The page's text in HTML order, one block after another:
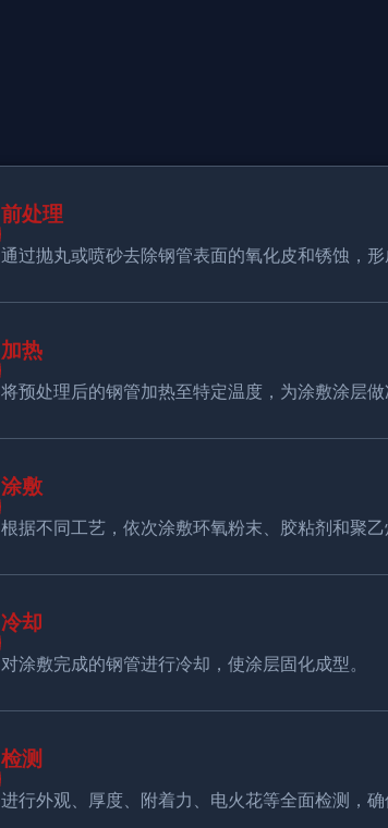
前处理
通过抛丸或喷砂去除钢管表面的氧化皮和锈蚀，
加热
将预处理后的钢管加热至特定温度，为涂敷涂层做
涂敷
根据不同工艺，依次涂敷环氧粉末、胶粘剂和聚乙
冷却
对涂敷完成的钢管进行冷却，使涂层固化成型。
检测
进行外观、厚度、附着力、电火花等全面检测，确